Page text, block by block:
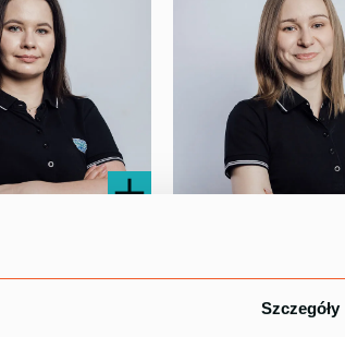
Szczegóły